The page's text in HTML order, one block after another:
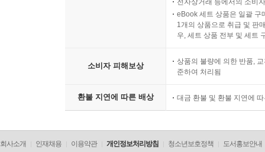
전자상거래 등에서의 소비
eBook 세트 상품은 일괄 구
1개의 상품으로 취급 및 판
우, 세트 상품 전부 및 세트
소비자 피해보상
상품의 불량에 의한 반품,
준하여 처리됨
환불 지연에 따른 배상 대금 환불 및 환불 지연에
회사소개 인재채용 이용약관 개인정보처리방침 청소년보호정책 도서홍보안내